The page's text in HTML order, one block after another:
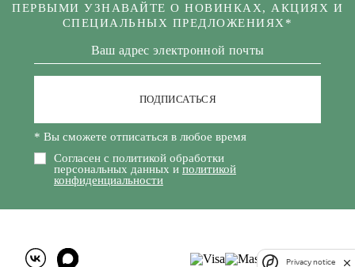
ПЕРВЫМИ УЗНАВАЙТЕ О НОВИНКАХ, АКЦИЯХ И
СПЕЦИАЛЬНЫХ ПРЕДЛОЖЕНИЯХ*
ПОДПИСАТЬСЯ
Согласен с политикой обработки
персональных данных и политикой
конфиденциальности
* Вы сможете отписаться в любое время
Privacy notice